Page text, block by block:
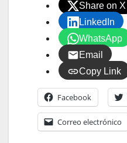
Share on X
LinkedIn
WhatsApp
Email
Copy Link
Facebook
Correo electrónico